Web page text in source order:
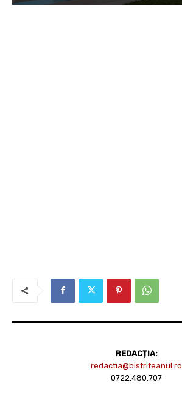
REDACȚIA:
redactia@bistriteanul.ro
0722.480.707